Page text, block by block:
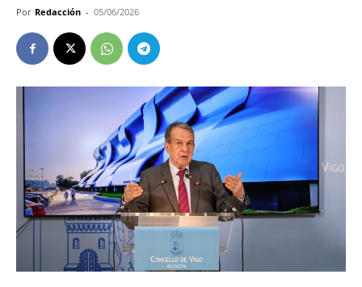
Por Redacción - 05/06/2026